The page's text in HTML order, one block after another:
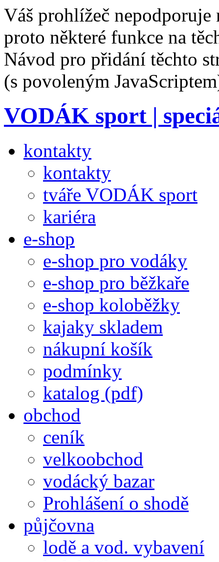
Váš prohlížeč nepodporuje
proto některé funkce na
Návod pro přidání těchto
(s povoleným
VODÁK sport |
kontakty
kontakty
tváře VODÁK sport
kariéra
e-shop
e-shop pro vodáky
e-shop pro běžkaře
e-shop koloběžky
kajaky skladem
nákupní košík
podmínky
katalog (pdf)
obchod
ceník
velkoobchod
vodácký bazar
Prohlášení o shodě
půjčovna
lodě a vod. vybavení